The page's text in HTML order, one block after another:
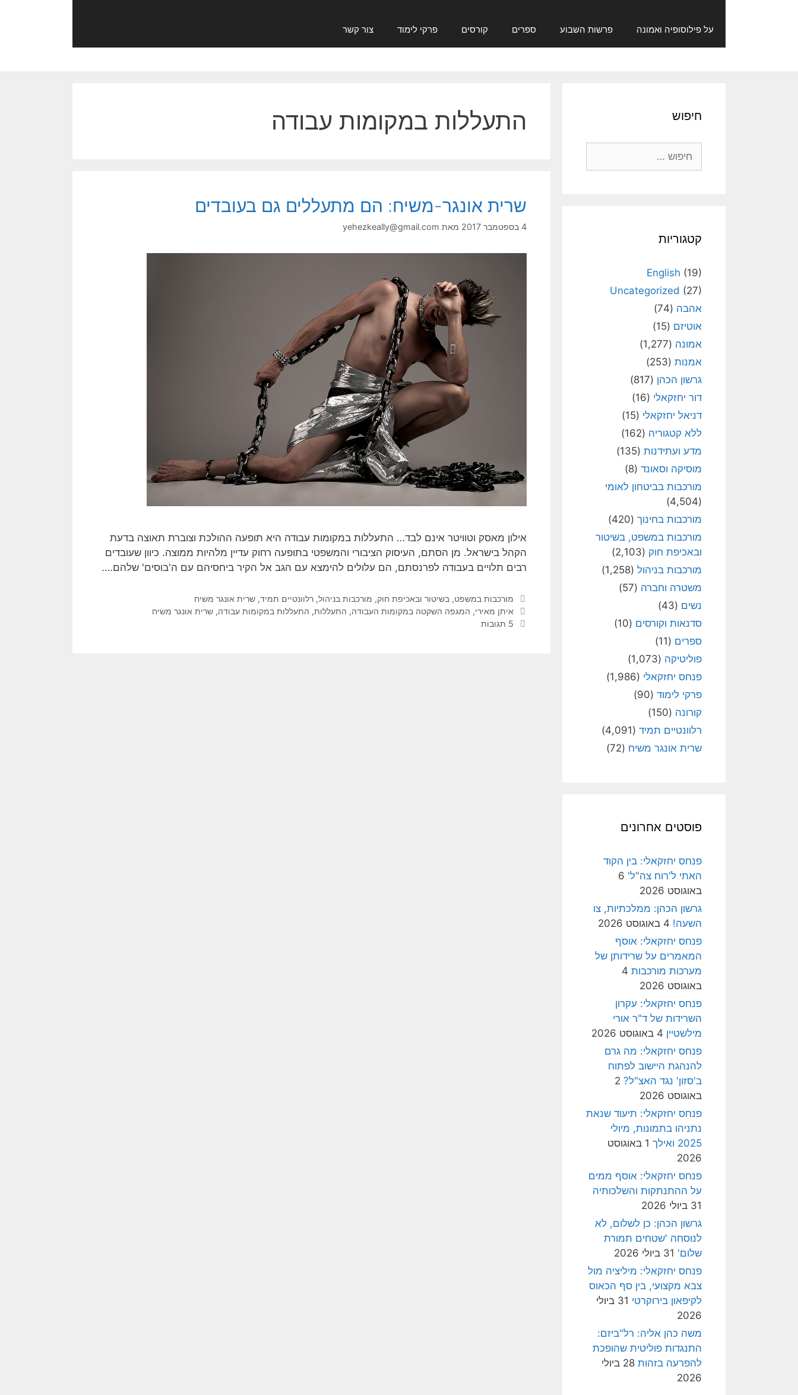
על פילוסופיה ואמונה פרשות השבוע ספרים קורסים פרקי לימוד צור קשר
התעללות במקומות עבודה
שרית אונגר-משיח: הם מתעללים גם בעובדים
4 בספטמבר 2017 מאת yehezkeally@gmail.com
אילון מאסק וטוויטר אינם לבד… התעללות במקומות עבודה היא תופעה ההולכת וצוברת תאוצה בדעת
הקהל בישראל. מן הסתם, העיסוק הציבורי והמשפטי בתופעה רחוק עדיין מלהיות ממוצה. כיוון שעובדים
רבים תלויים בעבודה לפרנסתם, הם עלולים להימצא עם הגב אל הקיר ביחסיהם עם ה'בוסים' שלהם….
קטגוריות
מורכבות במשפט, בשיטור ובאכיפת חוק, מורכבות בניהול, רלוונטיים תמיד, שרית אונגר משיח
תגיות
איתן מאירי, המגפה השקטה במקומות העבודה, התעללות, התעללות במקומות עבודה, שרית אונגר משיח
5 תגובות
חיפוש
קטגוריות
English (19)
Uncategorized (27)
אהבה (74)
אוטיזם (15)
אמונה (1,277)
אמנות (253)
גרשון הכהן (817)
דור יחזקאלי (16)
דניאל יחזקאלי (15)
ללא קטגוריה (162)
מדע ועתידנות (135)
מוסיקה וסאונד (8)
מורכבות בביטחון לאומי
(4,504)
מורכבות בחינוך (420)
מורכבות במשפט, בשיטור
ובאכיפת חוק (2,103)
מורכבות בניהול (1,258)
משטרה וחברה (57)
נשים (43)
סדנאות וקורסים (10)
ספרים (11)
פוליטיקה (1,073)
פנחס יחזקאלי (1,986)
פרקי לימוד (90)
קורונה (150)
רלוונטיים תמיד (4,091)
שרית אונגר משיח (72)
פוסטים אחרונים
פנחס יחזקאלי: בין הקוד
האתי ל'רוח צה"ל' 6
באוגוסט 2026
גרשון הכהן: ממלכתיות, צו
השעה! 4 באוגוסט 2026
פנחס יחזקאלי: אוסף
המאמרים על שרידותן של
מערכות מורכבות 4
באוגוסט 2026
פנחס יחזקאלי: עקרון
השרידות של ד"ר אורי
מילשטיין 4 באוגוסט 2026
פנחס יחזקאלי: מה גרם
להנהגת היישוב לפתוח
ב'סזון' נגד האצ"ל? 2
באוגוסט 2026
פנחס יחזקאלי: תיעוד שנאת
נתניהו בתמונות, מיולי
2025 ואילך
1 באוגוסט
2026
פנחס יחזקאלי: אוסף ממים
על ההתנתקות והשלכותיה
31 ביולי 2026
גרשון הכהן: כן לשלום, לא
לנוסחה 'שטחים תמורת
שלום' 31 ביולי 2026
פנחס יחזקאלי: מיליציה מול
צבא מקצועי, בין סף הכאוס
לקיפאון בירוקרטי
31 ביולי
2026
משה כהן אליה: רל"ביזם:
התנגדות פוליטית שהופכת
להפרעה בזהות
28 ביולי
2026